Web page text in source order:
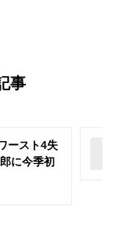
事
ースト4失
に今季初